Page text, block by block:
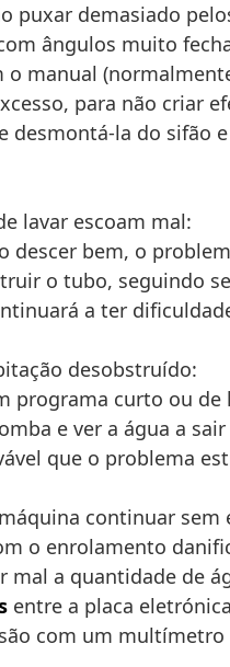
puxar demasiado
ângulos muito
manual
para não criar
la do sifão
lavar escoam mal:
bem, o
o tubo, seguindo
a ter
desobstruído:
programa curto ou de
e ver a água a
que o problema
continuar sem
o enrolamento
a quantidade de
entre a placa
com um